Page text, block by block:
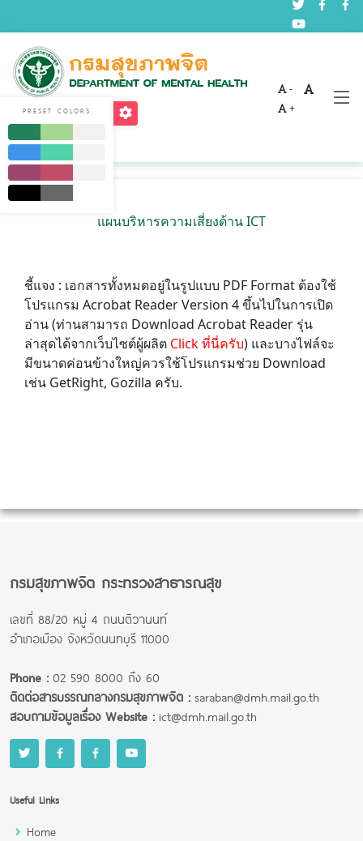
-
+
การประเมินความเสี่ยง
หน้าหลัก เกี่ยวกับเรา
แผนบริหารความเสี่ยงด้าน ICT
ชี้แจง : เอกสารทั้งหมดอยู่ในรูปแบบ PDF Format ต้องใช้
โปรแกรม Acrobat Reader Version 4 ขึ้นไปในการเปิด
อ่าน (ท่านสามารถ Download Acrobat Reader รุ่น
ล่าสุดได้จากเว็บไซต์ผู้ผลิต Click ที่นี่ครับ) และบางไฟล์จะ
มีขนาดค่อนข้างใหญ่ควรใช้โปรแกรมช่วย Download
เช่น GetRight, Gozilla ครับ.
กรมสุขภาพจิต กระทรวงสาธารณสุข
เลขที่ 88/20 หมู่ 4 ถนนติวานนท์
อำเภอเมือง จังหวัดนนทบุรี 11000
Phone :02 590 8000 ถึง 60
ติดต่อสารบรรณกลางกรมสุขภาพจิต :saraban@dmh.mail.go.th
สอบถามข้อมูลเรื่อง Website :ict@dmh.mail.go.th
Useful Links
Home
PRESET COLORS